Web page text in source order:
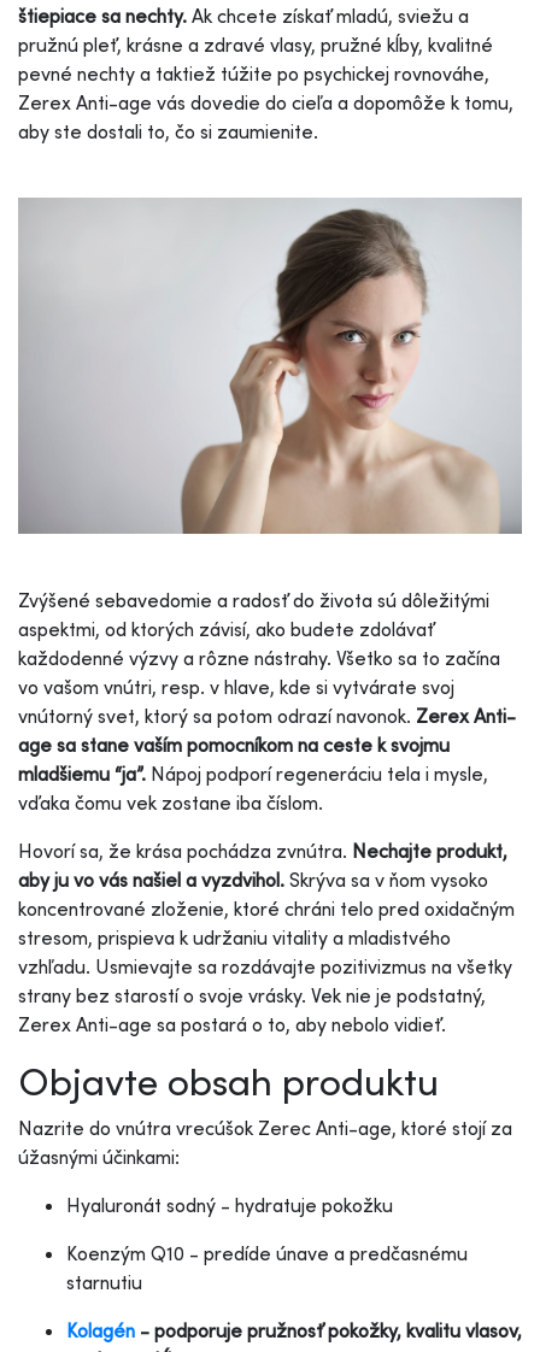
štiepiace sa nechty. Ak chcete získať mladú, sviežu a
pružnú pleť, krásne a zdravé vlasy, pružné kĺby, kvalitné
pevné nechty a taktiež túžite po psychickej rovnováhe,
Zerex Anti-age vás dovedie do cieľa a dopomôže k tomu,
aby ste dostali to, čo si zaumienite.
Zvýšené sebavedomie a radosť do života sú dôležitými
aspektmi, od ktorých závisí, ako budete zdolávať
každodenné výzvy a rôzne nástrahy. Všetko sa to začína
vo vašom vnútri, resp. v hlave, kde si vytvárate svoj
vnútorný svet, ktorý sa potom odrazí navonok. Zerex Anti-
age sa stane vaším pomocníkom na ceste k svojmu
mladšiemu “ja”. Nápoj podporí regeneráciu tela i mysle,
vďaka čomu vek zostane iba číslom.
Hovorí sa, že krása pochádza zvnútra. Nechajte produkt,
aby ju vo vás našiel a vyzdvihol. Skrýva sa v ňom vysoko
koncentrované zloženie, ktoré chráni telo pred oxidačným
stresom, prispieva k udržaniu vitality a mladistvého
vzhľadu. Usmievajte sa rozdávajte pozitivizmus na všetky
strany bez starostí o svoje vrásky. Vek nie je podstatný,
Zerex Anti-age sa postará o to, aby nebolo vidieť.
Objavte obsah produktu
Nazrite do vnútra vrecúšok Zerec Anti-age, ktoré stojí za
úžasnými účinkami:
Hyaluronát sodný - hydratuje pokožku
Koenzým Q10 - predíde únave a predčasnému
starnutiu
Kolagén - podporuje pružnosť pokožky, kvalitu vlasov,